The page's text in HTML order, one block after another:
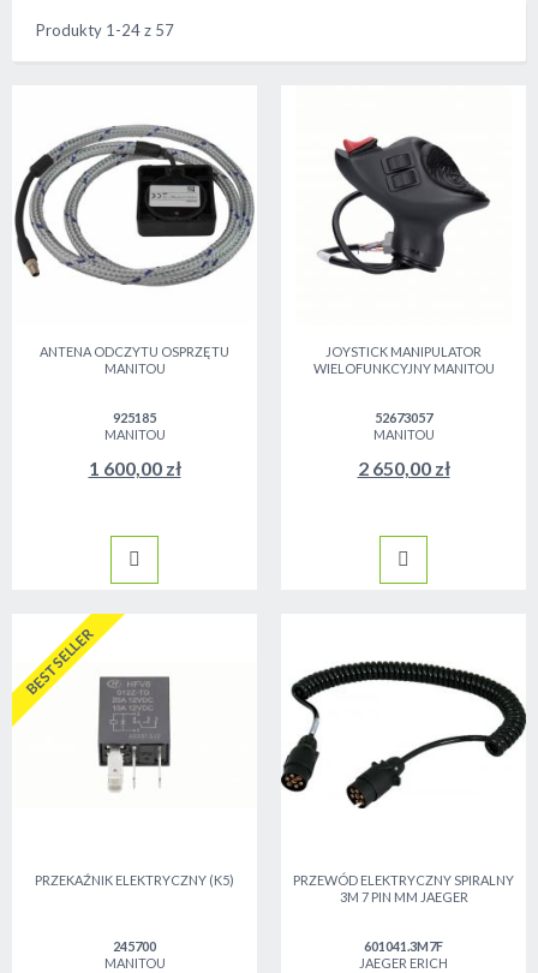
Produkty 1-24z 57
ANTENA ODCZYTU OSPRZĘTU
MANITOU
925185
MANITOU
1 600,00 zł
JOYSTICK MANIPULATOR
WIELOFUNKCYJNY MANITOU
52673057
MANITOU
2 650,00 zł
BESTSELLER
PRZEKAŹNIK ELEKTRYCZNY (K5)
245700
MANITOU
PRZEWÓD ELEKTRYCZNY SPIRALNY
3M 7 PIN MM JAEGER
601041.3M7F
JAEGER ERICH